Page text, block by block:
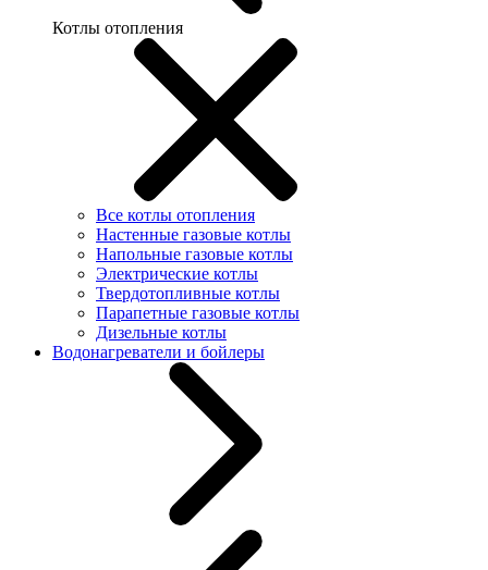
Котлы отопления
Все котлы отопления
Настенные газовые котлы
Напольные газовые котлы
Электрические котлы
Твердотопливные котлы
Парапетные газовые котлы
Дизельные котлы
Водонагреватели и бойлеры